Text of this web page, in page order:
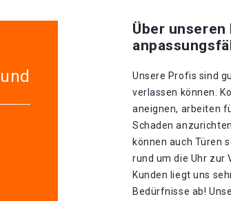
Über
Unsere Profis sind
verlassen können.
aneignen, arbeiten
Schaden
können auch Türen
rund um die Uhr zur
Kunden liegt uns
Bedürfnisse ab!